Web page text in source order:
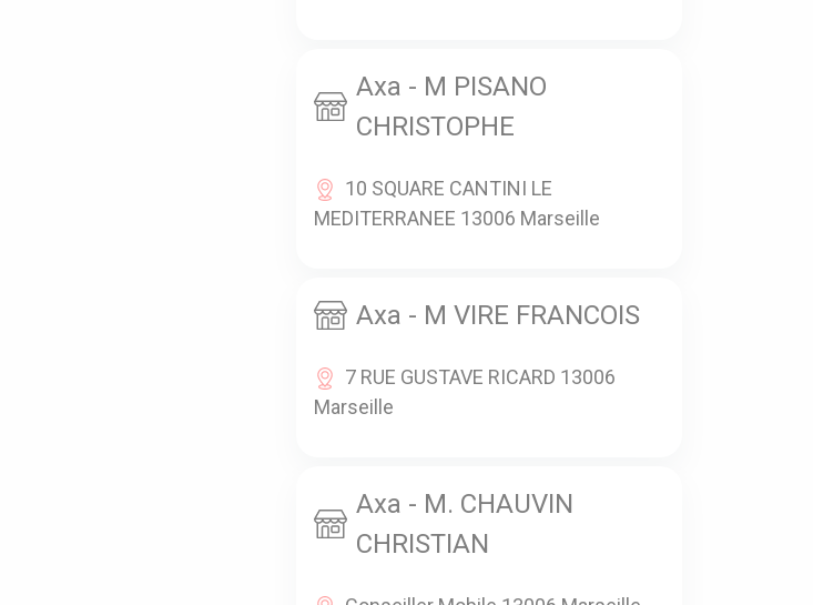
Axa - M PISANO
CHRISTOPHE
10 SQUARE CANTINI LE
MEDITERRANEE 13006 Marseille
Axa - M VIRE FRANCOIS
7 RUE GUSTAVE RICARD 13006
Marseille
Axa - M. CHAUVIN
CHRISTIAN